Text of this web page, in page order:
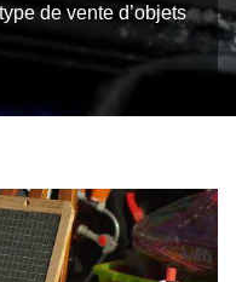
de vente d’objets